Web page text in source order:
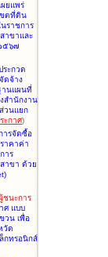
ผยแพร่
ขตที่ดิน
ราชการ
าขาและ
๕๖๗
ระกวด
ดจ้าง
นแผนที่
สำนักงาน
วนแยก
ะกาศ)
ารจัดซื้อ
าคาค่า
าร
าขา ด้วย
ชนะการ
ศ แบบ
วน เพื่อ
วัด
กทรอนิกส์